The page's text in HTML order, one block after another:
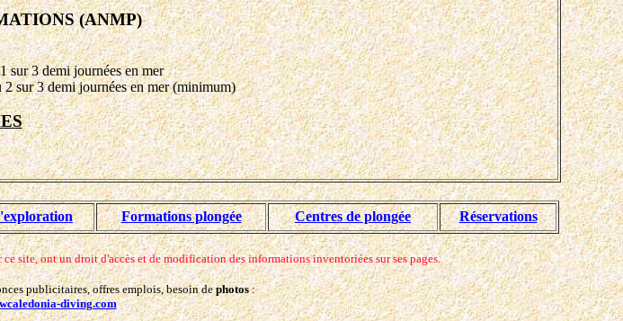
(ANMP)
sur 3 demi journées en mer
sur 3 demi journées en mer (minimum)
Formations plongée Centres de plongée Réservations
site, ont un droit d'accès et de modification des informations inventoriées sur ses pages.
publicitaires, offres emplois, besoin dephotos:
diving.com